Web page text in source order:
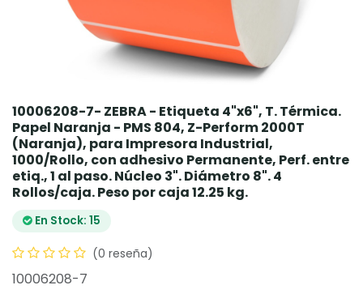
10006208-7- ZEBRA - Etiqueta 4"x6", T. Térmica.
Papel Naranja - PMS 804, Z-Perform 2000T
(Naranja), para Impresora Industrial,
1000/Rollo, con adhesivo Permanente, Perf. entre
etiq., 1 al paso. Núcleo 3". Diámetro 8". 4
Rollos/caja. Peso por caja 12.25 kg.
En Stock: 15
(0 reseña)
10006208-7